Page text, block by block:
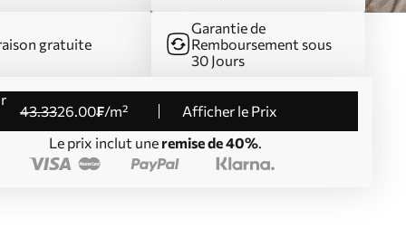
gratuite
Garantie de
Remboursement sous
30 Jours
43.3326.00₣/m²
Afficher le Prix
Le prix inclut une remise de 40%.